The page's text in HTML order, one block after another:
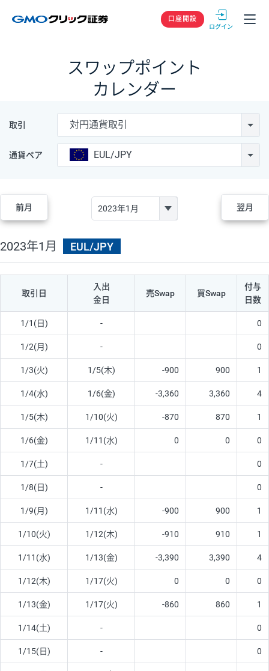
GMOクリック
口座開設
スワップポイント
カレンダー
取引 対円通貨取引
通貨ペア EUL/JPY
前月 翌月
2023年1月 EUL/JPY
取引日
入出
金日
売Swap 買Swap
付与
日数
1/1(日) - 0
1/2(月) - 0
1/3(火) 1/5(木) -900 900 1
1/4(水) 1/6(金) -3,360 3,360 4
1/5(木) 1/10(火) -870 870 1
1/6(金) 1/11(水) 0 0 0
1/7(土) - 0
1/8(日) - 0
1/9(月) 1/11(水) -900 900 1
1/10(火) 1/12(木) -910 910 1
1/11(水) 1/13(金) -3,390 3,390 4
1/12(木) 1/17(火) 0 0 0
1/13(金) 1/17(火) -860 860 1
1/14(土) - 0
1/15(日) - 0